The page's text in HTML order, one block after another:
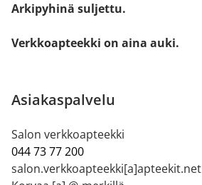
Arkipyhinä suljettu.
Verkkoapteekki on aina auki.
Asiakaspalvelu
Salon verkkoapteekki
044 73 77 200
salon.verkkoapteekki[a]apteekit.net